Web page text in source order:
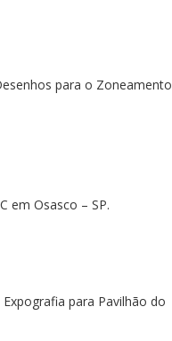
para o Zoneamento
em Osasco – SP.
para Pavilhão do